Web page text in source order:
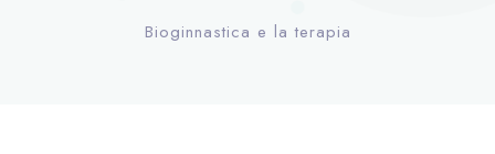
Bioginnastica e la terapia